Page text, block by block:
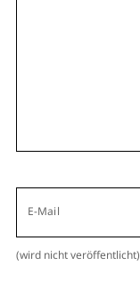
E-Mail
(wird nicht veröffentlicht)